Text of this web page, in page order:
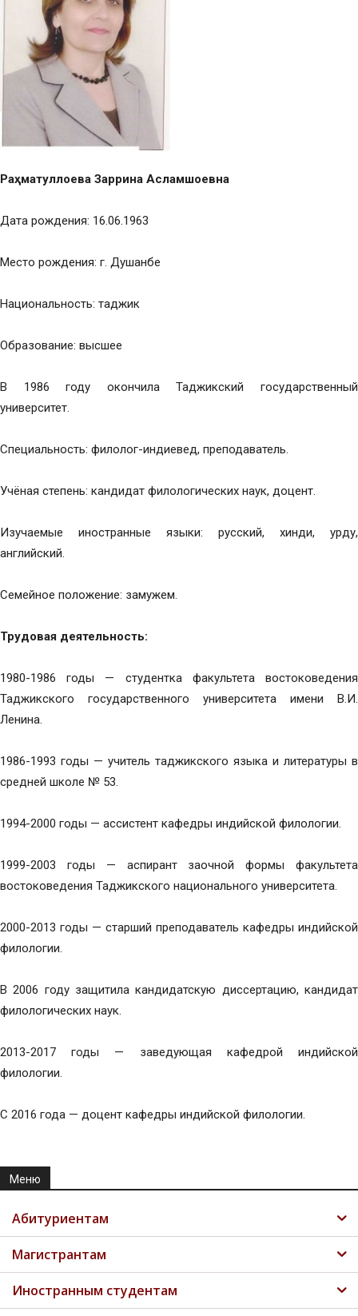
Раҳматуллоева Заррина Асламшоевна
Дата рождения: 16.06.1963
Место рождения: г. Душанбе
Национальность: таджик
Образование: высшее
В 1986 году окончила Таджикский государственный
университет.
Специальность: филолог-индиевед, преподаватель.
Учёная степень: кандидат филологических наук, доцент.
Изучаемые иностранные языки: русский, хинди, урду,
английский.
Семейное положение: замужем.
Трудовая деятельность:
1980-1986 годы — студентка факультета востоковедения
Таджикского государственного университета имени В.И.
Ленина.
1986-1993 годы — учитель таджикского языка и литературы в
средней школе № 53.
1994-2000 годы — ассистент кафедры индийской филологии.
1999-2003 годы — аспирант заочной формы факультета
востоковедения Таджикского национального университета.
2000-2013 годы — старший преподаватель кафедры индийской
филологии.
В 2006 году защитила кандидатскую диссертацию, кандидат
филологических наук.
2013-2017 годы — заведующая кафедрой индийской
филологии.
С 2016 года — доцент кафедры индийской филологии.
Меню
Абитуриентам
Магистрантам
Иностранным студентам